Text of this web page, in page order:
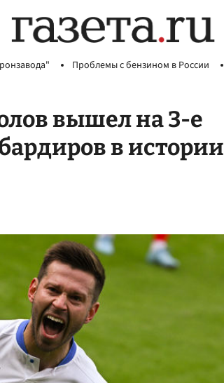
Проблемы с бензином в России
вышел на 3-е
в истории